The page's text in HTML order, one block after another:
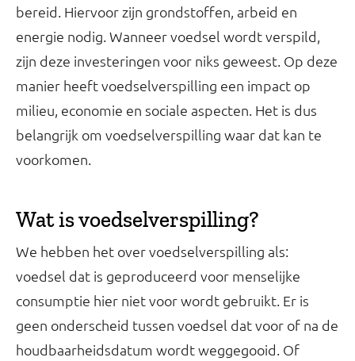
bereid. Hiervoor zijn grondstoffen, arbeid en
energie nodig. Wanneer voedsel wordt verspild,
zijn deze investeringen voor niks geweest. Op deze
manier heeft voedselverspilling een impact op
milieu, economie en sociale aspecten. Het is dus
belangrijk om voedselverspilling waar dat kan te
voorkomen.
Wat is voedselverspilling?
We hebben het over voedselverspilling als:
voedsel dat is geproduceerd voor menselijke
consumptie hier niet voor wordt gebruikt. Er is
geen onderscheid tussen voedsel dat voor of na de
houdbaarheidsdatum wordt weggegooid. Of